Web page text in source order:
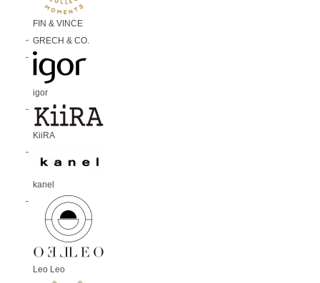
FIN & VINCE
GRECH & CO.
igor
KiiRA
kanel
Leo Leo